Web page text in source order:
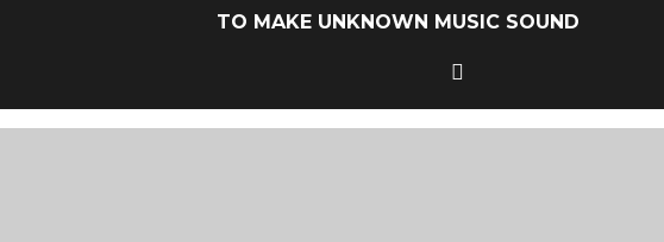
TO MAKE UNKNOWN MUSIC SOUND